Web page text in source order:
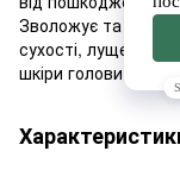
Зволожує та
сухості, лущенню
шкіри голови та